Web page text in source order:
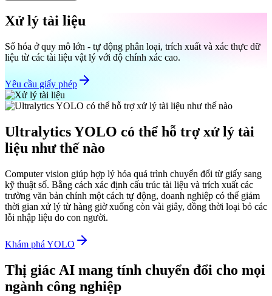
Xử lý tài liệu
Số hóa ở quy mô lớn - tự động phân loại, trích xuất và xác thực dữ
liệu từ các tài liệu vật lý với độ chính xác cao.
Yêu cầu giấy phép
Ultralytics YOLO có thể hỗ trợ xử lý tài
liệu như thế nào
Computer vision giúp hợp lý hóa quá trình chuyển đổi từ giấy sang
kỹ thuật số. Bằng cách xác định cấu trúc tài liệu và trích xuất các
trường văn bản chính một cách tự động, doanh nghiệp có thể giảm
thời gian xử lý từ hàng giờ xuống còn vài giây, đồng thời loại bỏ các
lỗi nhập liệu do con người.
Khám phá YOLO
Thị giác AI mang tính chuyển đổi cho mọi
ngành công nghiệp